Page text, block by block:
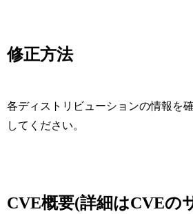
修正方法
各ディストリビューションの情報を
してください。
CVE概要(詳細はCVEの